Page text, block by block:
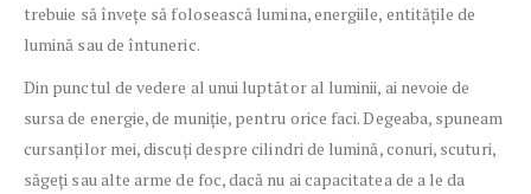
trebuie să învețe să folosească lumina, energiile, entitățile de
lumină sau de întuneric.
Din punctul de vedere al unui luptător al luminii, ai nevoie de
sursa de energie, de muniție, pentru orice faci. Degeaba, spuneam
cursanților mei, discuți despre cilindri de lumină, conuri, scuturi,
săgeți sau alte arme de foc, dacă nu ai capacitatea de a le da